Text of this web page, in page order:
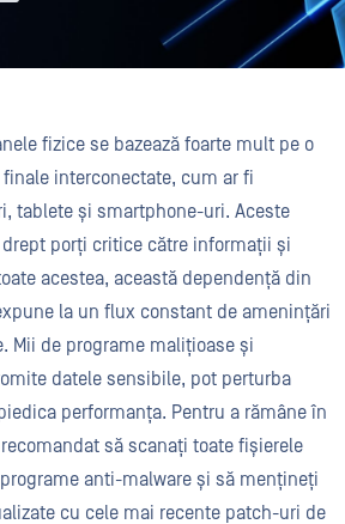
fizice se bazează foarte mult pe o
interconectate, cum ar fi
tablete și smartphone-uri. Aceste
porți critice către informații și
acestea, această dependență din
la un flux constant de amenințări
Mii de programe malițioase și
datele sensibile, pot perturba
performanța. Pentru a rămâne în
să scanați toate fișierele
anti-malware și să mențineți
cu cele mai recente patch-uri de